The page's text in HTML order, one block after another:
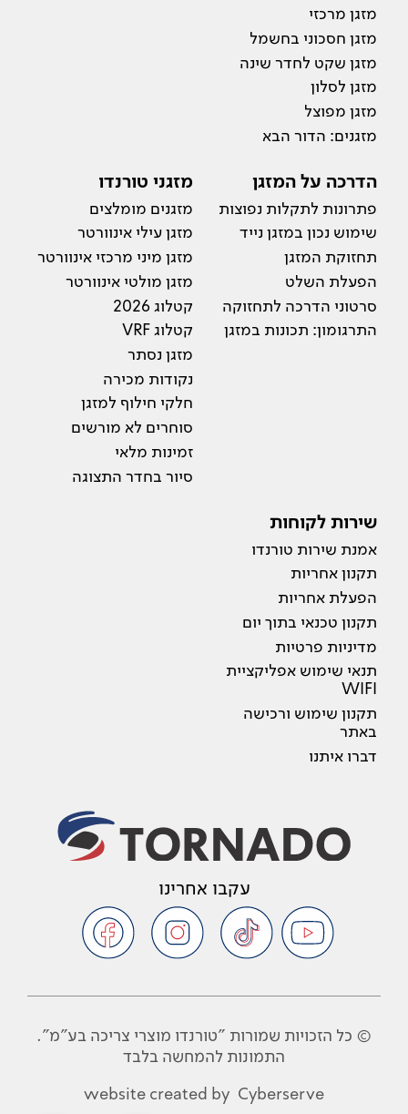
מזגן מרכזי
מזגן חסכוני בחשמל
מזגן שקט לחדר שינה
מזגן לסלון
מזגן מפוצל
מזגנים: הדור הבא
הדרכה על המזגן
פתרונות לתקלות נפוצות
שימוש נכון במזגן נייד
תחזוקת המזגן
הפעלת השלט
סרטוני הדרכה לתחזוקה
התרגומון: תכונות במזגן
מזגני טורנדו
מזגנים מומלצים
מזגן עילי אינוורטר
מזגן מיני מרכזי אינוורטר
מזגן מולטי אינוורטר
קטלוג 2026
קטלוג VRF
מזגן נסתר
נקודות מכירה
חלקי חילוף למזגן
סוחרים לא מורשים
זמינות מלאי
סיור בחדר התצוגה
שירות לקוחות
אמנת שירות טורנדו
תקנון אחריות
הפעלת אחריות
תקנון טכנאי בתוך יום
מדיניות פרטיות
תנאי שימוש אפליקציית
WIFI
תקנון שימוש ורכישה
באתר
דברו איתנו
עקבו אחרינו
© כל הזכויות שמורות "טורנדו מוצרי צריכה בע"מ".
התמונות להמחשה בלבד
website created by Cyberserve